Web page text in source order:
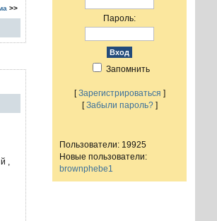
>>
,
Пароль:
Запомнить
[Зарегистрироваться ]
[Забыли пароль?]
Пользователи: 19925
Новые пользователи:
brownphebe1